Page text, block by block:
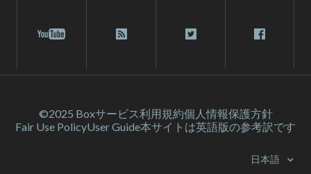
©2025 Boxサービス利⽤規約個人情報保護方針
Fair Use PolicyUser Guide本サイトは英語版の参考訳です
日本語